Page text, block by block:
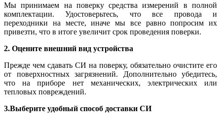
Мы принимаем на поверку средства измерений в полной
комплектации. Удостоверьтесь, что все провода и
переходники на месте, иначе мы все равно попросим их
привезти, что в итоге увеличит срок проведения поверки.
2. Оцените внешний вид устройства
Прежде чем сдавать СИ на поверку, обязательно очистите его
от поверхностных загрязнений. Дополнительно убедитесь,
что на приборе нет механических, электрических или
тепловых повреждений.
3.Выберите удобный способ доставки СИ